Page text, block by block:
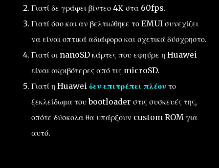
Γιατί δε γράφει βίντεο 4Κ στα 60fps.
Γιατί όσο και αν βελτιώθηκε το EMUI συνεχίζει
να είναι οπτικά αδιάφορο και σχετικά δύσχρηστο.
Γιατί οι nanoSD κάρτες που εφηύρε η Huawei
είναι ακριβότερες από τις microSD.
Γιατί η Huawei δεν επιτρέπει πλέον το
ξεκλείδωμα του bootloader στις συσκευές της,
οπότε δύσκολα θα υπάρξουν custom ROM για
αυτό.